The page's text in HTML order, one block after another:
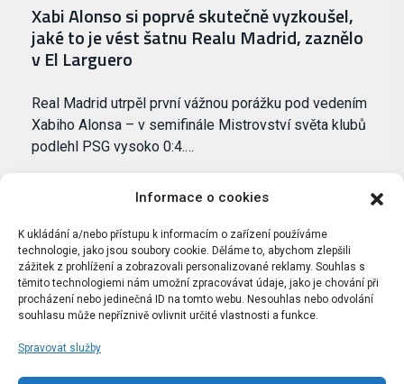
Informace o cookies
K ukládání a/nebo přístupu k informacím o zařízení používáme
technologie, jako jsou soubory cookie. Děláme to, abychom zlepšili
zážitek z prohlížení a zobrazovali personalizované reklamy. Souhlas s
těmito technologiemi nám umožní zpracovávat údaje, jako je chování při
procházení nebo jedinečná ID na tomto webu. Nesouhlas nebo odvolání
souhlasu může nepříznivě ovlivnit určité vlastnosti a funkce.
Spravovat služby
Xabi Alonso si poprvé skutečně vyzkoušel,
jaké to je vést šatnu Realu Madrid, zaznělo
v El Larguero
Real Madrid utrpěl první vážnou porážku pod vedením
Xabiho Alonsa – v semifinále Mistrovství světa klubů
podlehl PSG vysoko 0:4.…